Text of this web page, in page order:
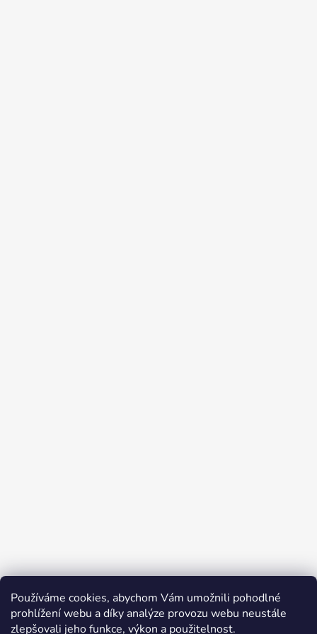
Používáme cookies, abychom Vám umožnili pohodlné
prohlížení webu a díky analýze provozu webu neustále
zlepšovali jeho funkce, výkon a použitelnost.